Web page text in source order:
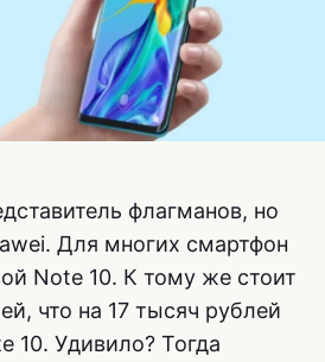
флагманов, но
Для многих смартфон
Note 10. К тому же стоит
что на 17 тысяч рублей
10. Удивило? Тогда